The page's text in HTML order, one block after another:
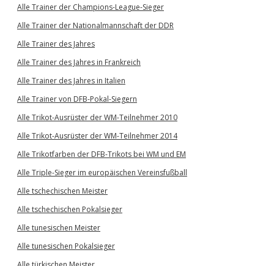
Alle Trainer der Champions-League-Sieger
Alle Trainer der Nationalmannschaft der DDR
Alle Trainer des Jahres
Alle Trainer des Jahres in Frankreich
Alle Trainer des Jahres in Italien
Alle Trainer von DFB-Pokal-Siegern
Alle Trikot-Ausrüster der WM-Teilnehmer 2010
Alle Trikot-Ausrüster der WM-Teilnehmer 2014
Alle Trikotfarben der DFB-Trikots bei WM und EM
Alle Triple-Sieger im europäischen Vereinsfußball
Alle tschechischen Meister
Alle tschechischen Pokalsieger
Alle tunesischen Meister
Alle tunesischen Pokalsieger